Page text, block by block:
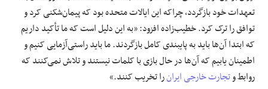
تعهدات خود بازگردد، چراکه این ایالات متحده بود که پیمان‌شکنی کرد و
توافق را ترک کرد. خطیب‌زاده افزود: «به این دلیل است که ما تأکید داریم
که ابتدا آن‌ها باید به پایبندی کامل بازگردند. ما باید راستی‌آزمایی کنیم و
اطمینان یابیم که آن‌ها در حال بازی با کلمات نیستند و تلاش نمی‌کنند که
روابط وتجارت خارجی ایرانرا تخریب کنند.»